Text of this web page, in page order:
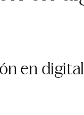
en digital